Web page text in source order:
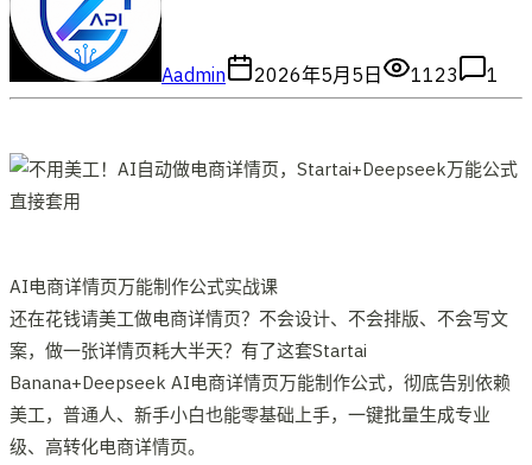
Aadmin 2026年5月5日 1123 1
AI电商详情页万能制作公式实战课
还在花钱请美工做电商详情页？不会设计、不会排版、不会写文
案，做一张详情页耗大半天？有了这套Startai
Banana+Deepseek AI电商详情页万能制作公式，彻底告别依赖
美工，普通人、新手小白也能零基础上手，一键批量生成专业
级、高转化电商详情页。